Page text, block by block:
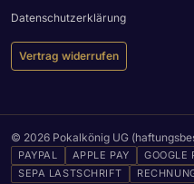
Datenschutzerklärung
Vertrag widerrufen
© 2026 Pokalkönig UG
PAYPAL APPLE PAY GOOGLE
SEPA LASTSCHRIFT